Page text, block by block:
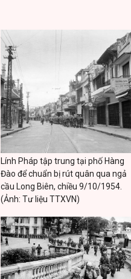
Lính Pháp tập trung tại phố Hàng
Đào để chuẩn bị rút quân qua ngả
cầu Long Biên, chiều 9/10/1954.
(Ảnh: Tư liệu TTXVN)